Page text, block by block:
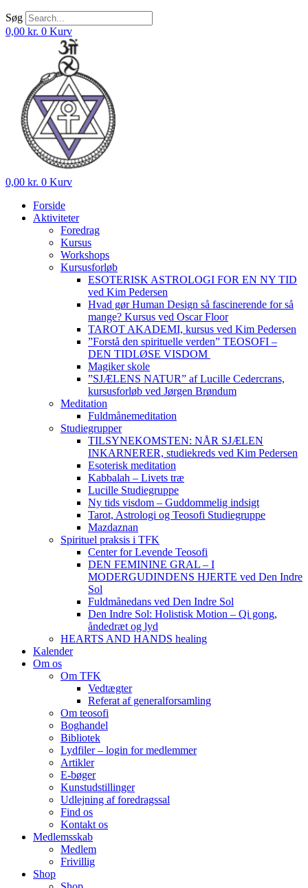
Søg
0,00 kr. 0 Kurv
0,00 kr. 0 Kurv
Forside
Aktiviteter
Foredrag
Kursus
Workshops
Kursusforløb
ESOTERISK ASTROLOGI FOR EN NY TID
ved Kim Pedersen
Hvad gør Human Design så fascinerende for så
mange? Kursus ved Oscar Floor
TAROT AKADEMI, kursus ved Kim Pedersen
”Forstå den spirituelle verden” TEOSOFI –
DEN TIDLØSE VISDOM
Magiker skole
”SJÆLENS NATUR” af Lucille Cedercrans,
kursusforløb ved Jørgen Brøndum
Meditation
Fuldmånemeditation
Studiegrupper
TILSYNEKOMSTEN: NÅR SJÆLEN
INKARNERER, studiekreds ved Kim Pedersen
Esoterisk meditation
Kabbalah – Livets træ
Lucille Studiegruppe
Ny tids visdom – Guddommelig indsigt
Tarot, Astrologi og Teosofi Studiegruppe
Mazdaznan
Spirituel praksis i TFK
Center for Levende Teosofi
DEN FEMININE GRAL – I
MODERGUDINDENS HJERTE ved Den Indre
Sol
Fuldmånedans ved Den Indre Sol
Den Indre Sol: Holistisk Motion – Qi gong,
åndedræt og lyd
HEARTS AND HANDS healing
Kalender
Om os
Om TFK
Vedtægter
Referat af generalforsamling
Om teosofi
Boghandel
Bibliotek
Lydfiler – login for medlemmer
Artikler
E-bøger
Kunstudstillinger
Udlejning af foredragssal
Find os
Kontakt os
Medlemsskab
Medlem
Frivillig
Shop